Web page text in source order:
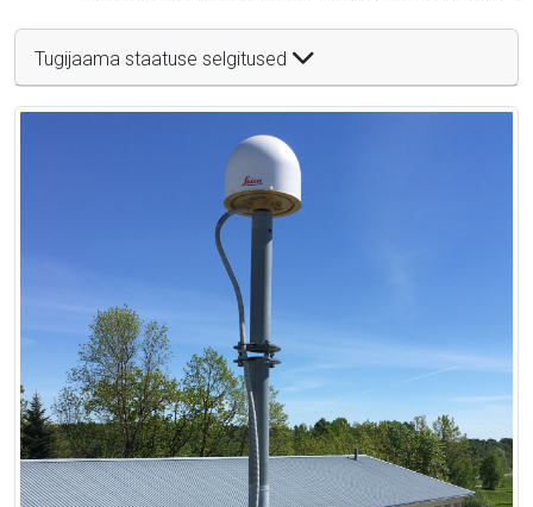
Tugijaama staatuse selgitused